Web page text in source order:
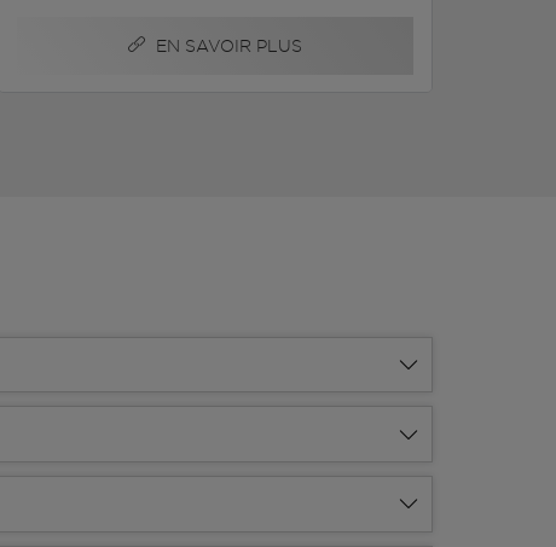
EN SAVOIR PLUS